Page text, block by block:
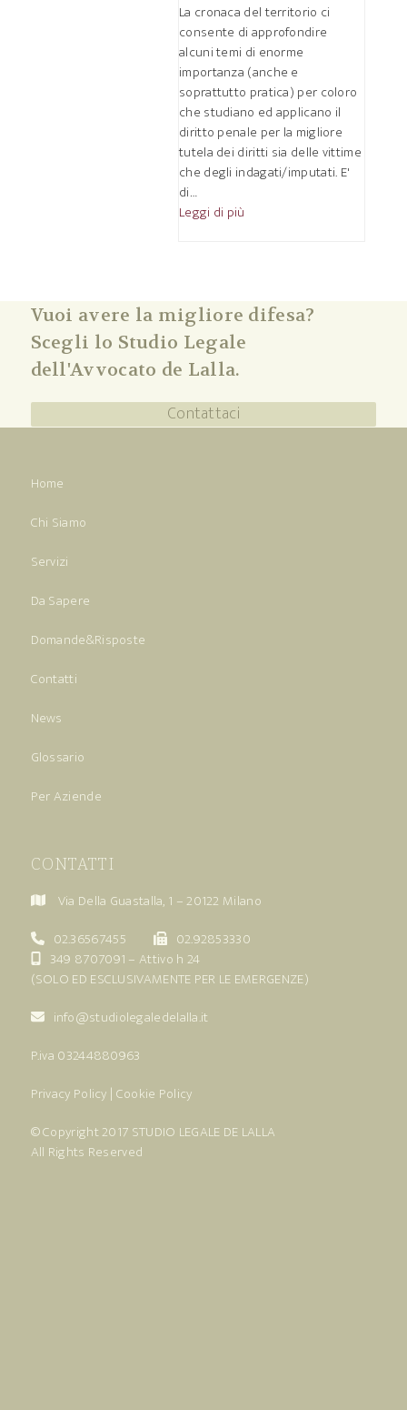
La cronaca del territorio ci
consente di approfondire
alcuni temi di enorme
importanza (anche e
soprattutto pratica) per coloro
che studiano ed applicano il
diritto penale per la migliore
tutela dei diritti sia delle vittime
che degli indagati/imputati. E'
di…
Leggi di più
Vuoi avere la migliore difesa?
Scegli lo Studio Legale
dell'Avvocato de Lalla.
Contattaci
Home
Chi Siamo
Servizi
Da Sapere
Domande&Risposte
Contatti
News
Glossario
Per Aziende
CONTATTI
Via Della Guastalla, 1 – 20122 Milano
02.36567455
02.92853330
349 8707091 – Attivo h 24
(SOLO ED ESCLUSIVAMENTE PER LE EMERGENZE)
info@studiolegaledelalla.it
P.iva 03244880963
Privacy Policy | Cookie Policy
© Copyright 2017 STUDIO LEGALE DE LALLA
All Rights Reserved